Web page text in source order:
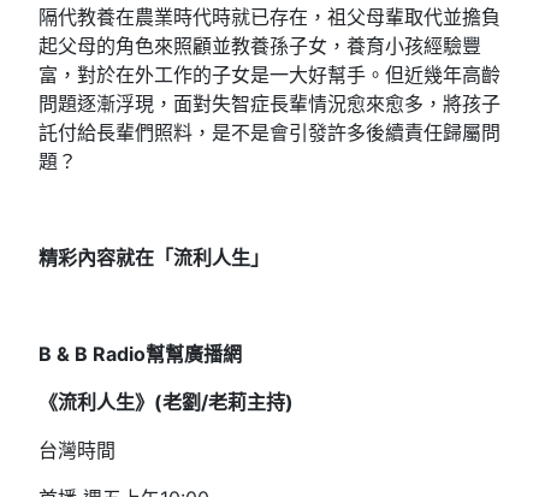
隔代教養在農業時代時就已存在，祖父母輩取代並擔負
起父母的角色來照顧並教養孫子女，養育小孩經驗豐
富，對於在外工作的子女是一大好幫手。但近幾年高齡
問題逐漸浮現，面對失智症長輩情況愈來愈多，將孩子
託付給長輩們照料，是不是會引發許多後續責任歸屬問
題？
精彩內容就在「流利人生」
B & B Radio幫幫廣播網
《流利人生》(老劉/老莉主持)
台灣時間